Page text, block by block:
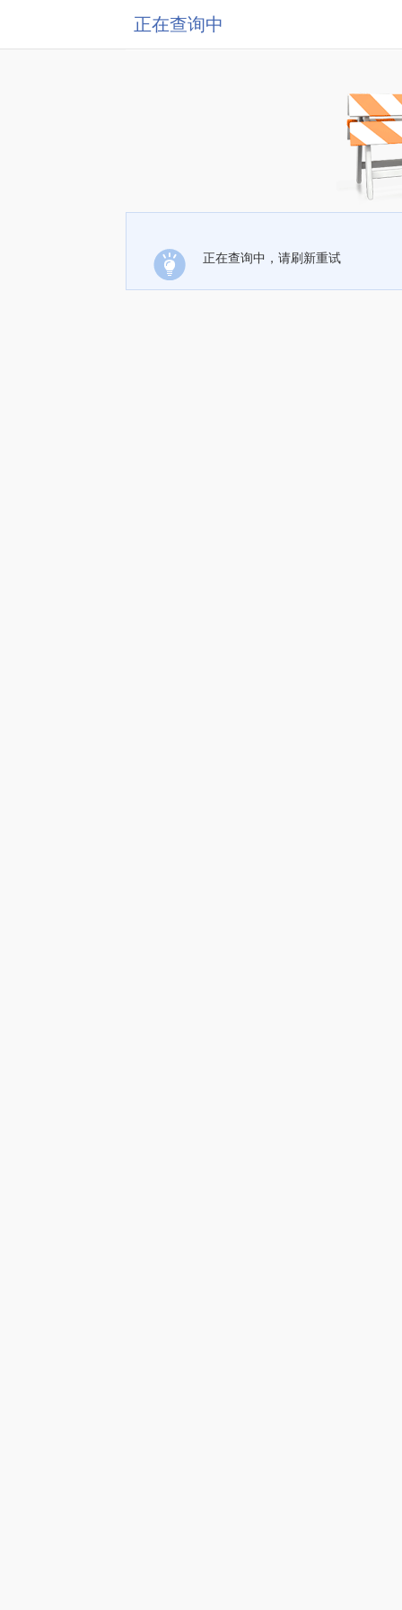
正在查询中
正在查询中，请刷新重试